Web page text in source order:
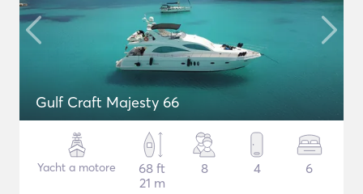
Gulf Craft Majesty 66
Yacht a motore
68 ft
21 m
8 4 6